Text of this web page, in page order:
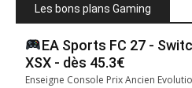
Les bons plans Gaming
EA Sports FC 27 -
XSX - dès 45.3€
Enseigne Console Prix Ancien